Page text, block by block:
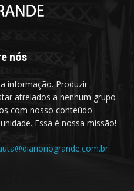
nós
informação. Produzir
atrelados a nenhum grupo
com nosso conteúdo
Essa é nossa missão!